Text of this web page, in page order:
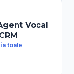
Vocal
toate